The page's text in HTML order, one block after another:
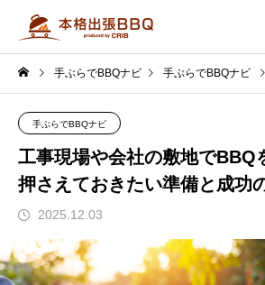
手ぶらでBBQナビ 手ぶらでBBQナビ
手ぶらでBBQナビ
工事現場や会社の敷地でBBQ
押さえておきたい準備と成功
2025.12.03